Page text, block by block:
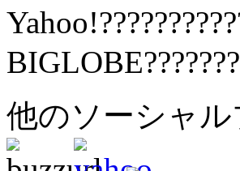
他のソーシャ